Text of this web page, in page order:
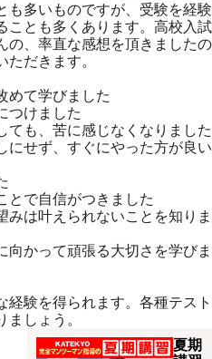
多いものですが、受験を経験
ことも多くあります。高校入試
の、率直な感想を頂きましたの
だきます。
めて学びました
つけました
ても、苦に感じなくなりました
にせず、すぐにやった方が良い
とで自信がつきました
みは叶えられないことを知りま
向かって頑張る大切さを学びま
験を得られます。各種テスト
しょう。
夏期